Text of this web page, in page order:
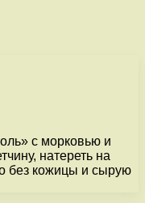
с морковью и
натереть на
без кожицы и сырую